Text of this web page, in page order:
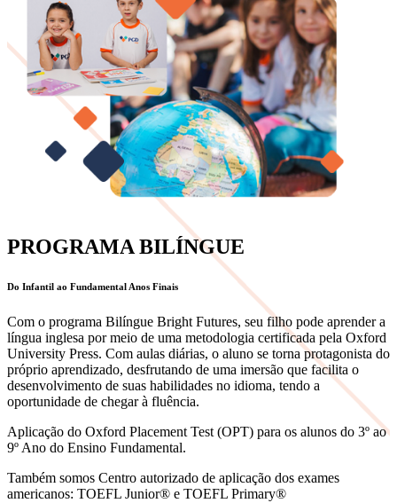
PROGRAMA BILÍNGUE
Do Infantil ao Fundamental Anos Finais
Com o programa Bilíngue Bright Futures, seu filho pode aprender a
língua inglesa por meio de uma metodologia certificada pela Oxford
University Press. Com aulas diárias, o aluno se torna protagonista do
próprio aprendizado, desfrutando de uma imersão que facilita o
desenvolvimento de suas habilidades no idioma, tendo a
oportunidade de chegar à fluência.
Aplicação do Oxford Placement Test (OPT) para os alunos do 3º ao
9º Ano do Ensino Fundamental.
Também somos Centro autorizado de aplicação dos exames
americanos: TOEFL Junior® e TOEFL Primary®